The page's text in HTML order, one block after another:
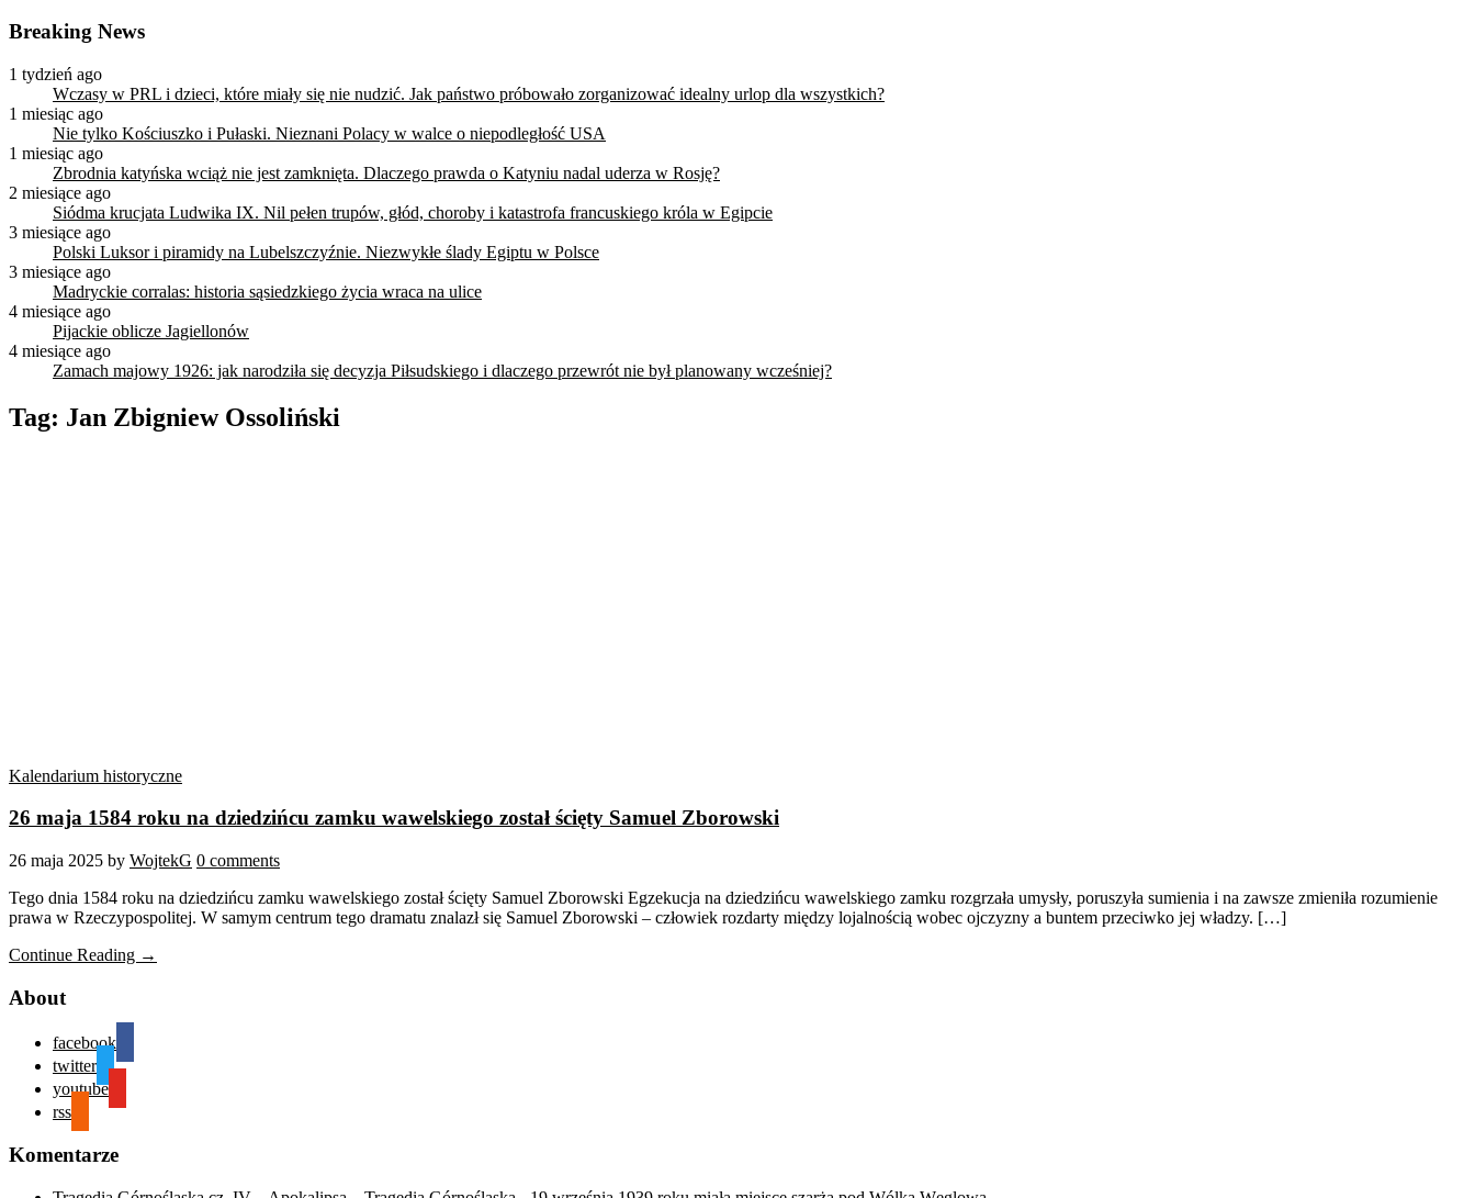
Breaking News
1 tydzień ago
Wczasy w PRL i dzieci, które miały się nie nudzić. Jak państwo próbowało zorganizować idealny urlop dla wszystkich?
1 miesiąc ago
Nie tylko Kościuszko i Pułaski. Nieznani Polacy w walce o niepodległość USA
1 miesiąc ago
Zbrodnia katyńska wciąż nie jest zamknięta. Dlaczego prawda o Katyniu nadal uderza w Rosję?
2 miesiące ago
Siódma krucjata Ludwika IX. Nil pełen trupów, głód, choroby i katastrofa francuskiego króla w Egipcie
3 miesiące ago
Polski Luksor i piramidy na Lubelszczyźnie. Niezwykłe ślady Egiptu w Polsce
3 miesiące ago
Madryckie corralas: historia sąsiedzkiego życia wraca na ulice
4 miesiące ago
Pijackie oblicze Jagiellonów
4 miesiące ago
Zamach majowy 1926: jak narodziła się decyzja Piłsudskiego i dlaczego przewrót nie był planowany wcześniej?
Tag: Jan Zbigniew Ossoliński
Kalendarium historyczne
26 maja 1584 roku na dziedzińcu zamku wawelskiego został ścięty Samuel Zborowski
26 maja 2025 by WojtekG 0 comments
Tego dnia 1584 roku na dziedzińcu zamku wawelskiego został ścięty Samuel Zborowski Egzekucja na dziedzińcu wawelskiego zamku rozgrzała umysły, poruszyła sumienia i na zawsze zmieniła rozumienie
prawa w Rzeczypospolitej. W samym centrum tego dramatu znalazł się Samuel Zborowski – człowiek rozdarty między lojalnością wobec ojczyzny a buntem przeciwko jej władzy. […]
Continue Reading →
About
facebook
twitter
youtube
rss
Komentarze